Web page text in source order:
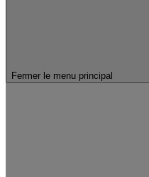
Fermer le menu principal